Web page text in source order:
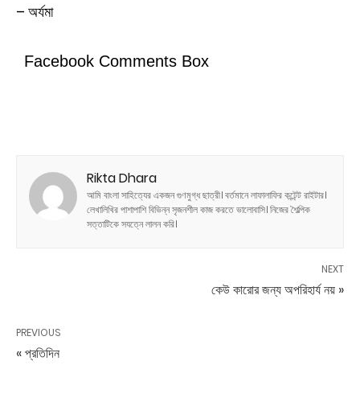
– অর্যমা
Facebook Comments Box
Rikta Dhara
আমি বাংলা সাহিত্যের একজন গুণমুগ্ধ ছাত্রী। বর্তমানে লাফালাফির কন্টেন্ট রাইটার।
লেখালিখির পাশাপাশি বিভিন্ন সৃজনশীল কাজ করতে ভালোবাসি। নিজের শৈল্পিক
সত্তাটিকে সযত্নে লালন করি।
NEXT
কেউ কারোর জন্য অপরিহার্য নয় »
PREVIOUS
« প্রতিদিন